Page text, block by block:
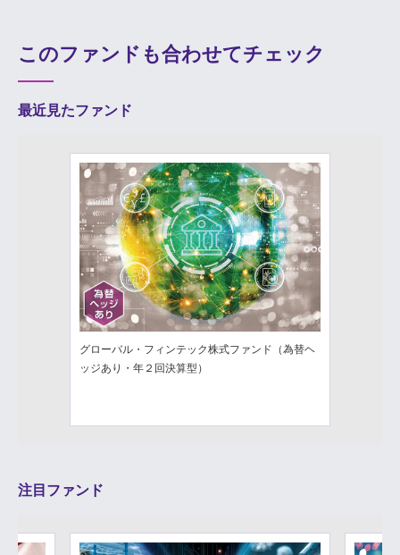
このファンドも合わせてチェック
最近見たファンド
グローバル・フィンテック株式ファンド（為替ヘ
ッジあり・年２回決算型）
注目ファンド